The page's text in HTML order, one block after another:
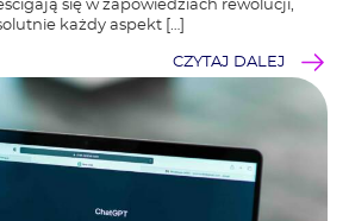
się w zapowiedziach rewolucji,
każdy aspekt […]
CZYTAJ DALEJ